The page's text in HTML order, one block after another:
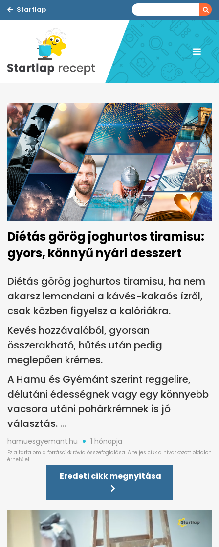
Startlap
Diétás görög joghurtos tiramisu:
gyors, könnyű nyári desszert
Diétás görög joghurtos tiramisu, ha nem
akarsz lemondani a kávés-kakaós ízről,
csak közben figyelsz a kalóriákra.
Kevés hozzávalóból, gyorsan
összerakható, hűtés után pedig
meglepően krémes.
A Hamu és Gyémánt szerint reggelire,
délutáni édességnek vagy egy könnyebb
vacsora utáni pohárkrémnek is jó
választás.
hamuesgyemant.hu 1 hónapja
Eredeti cikk megnyitása